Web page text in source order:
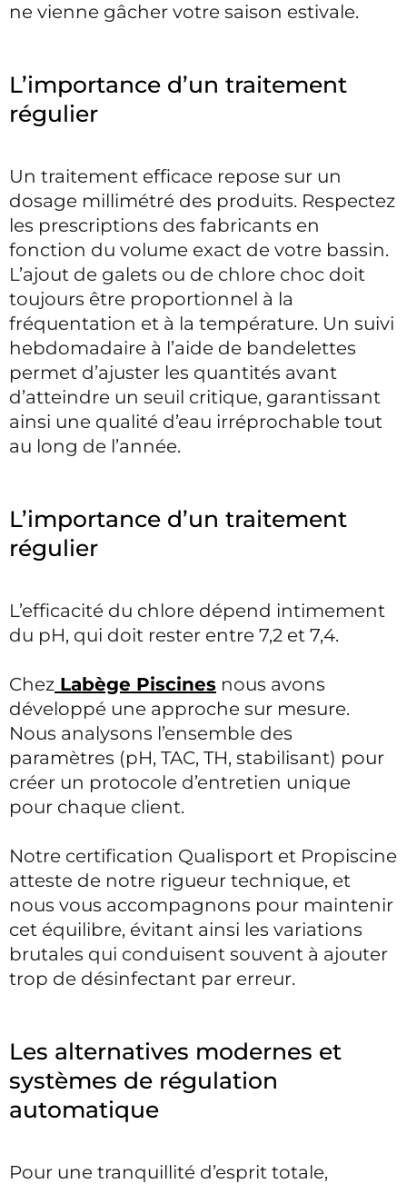
ne vienne gâcher votre saison estivale.
L’importance d’un traitement
régulier
Un traitement efficace repose sur un
dosage millimétré des produits. Respectez
les prescriptions des fabricants en
fonction du volume exact de votre bassin.
L’ajout de galets ou de chlore choc doit
toujours être proportionnel à la
fréquentation et à la température. Un suivi
hebdomadaire à l’aide de bandelettes
permet d’ajuster les quantités avant
d’atteindre un seuil critique, garantissant
ainsi une qualité d’eau irréprochable tout
au long de l’année.
L’importance d’un traitement
régulier
L’efficacité du chlore dépend intimement
du pH, qui doit rester entre 7,2 et 7,4.
Chez Labège Piscines nous avons
développé une approche sur mesure.
Nous analysons l’ensemble des
paramètres (pH, TAC, TH, stabilisant) pour
créer un protocole d’entretien unique
pour chaque client.
Notre certification Qualisport et Propiscine
atteste de notre rigueur technique, et
nous vous accompagnons pour maintenir
cet équilibre, évitant ainsi les variations
brutales qui conduisent souvent à ajouter
trop de désinfectant par erreur.
Les alternatives modernes et
systèmes de régulation
automatique
Pour une tranquillité d’esprit totale,